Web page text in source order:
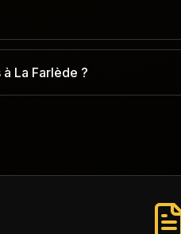
La Farlède ?